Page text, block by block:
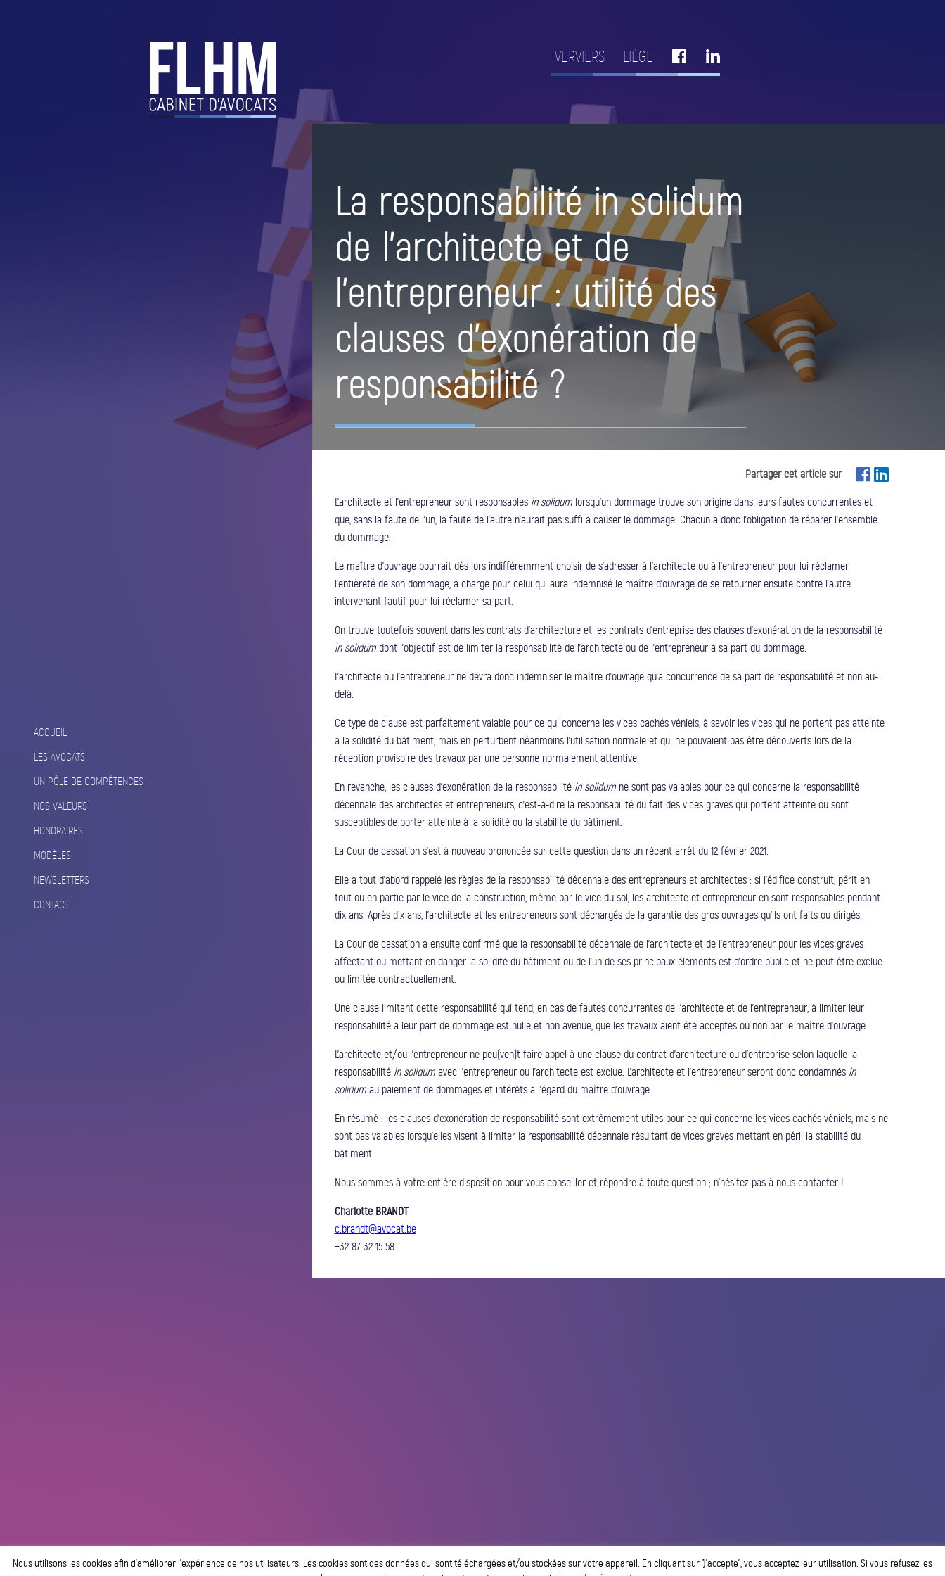
ACCUEIL
LES AVOCATS
UN PÔLE DE COMPÉTENCES
NOS VALEURS
HONORAIRES
MODÈLES
NEWSLETTERS
CONTACT
VERVIERS LIÈGE
La responsabilité in solidum
de l’architecte et de
l’entrepreneur : utilité des
clauses d’exonération de
responsabilité ?
Partager cet article sur
L’architecte et l’entrepreneur sont responsables in solidumlorsqu’un dommage trouve son origine dans leurs fautes concurrentes et
que, sans la faute de l’un, la faute de l’autre n’aurait pas suffi à causer le dommage. Chacun a donc l’obligation de réparer l’ensemble
du dommage.
Le maître d’ouvrage pourrait dès lors indifféremment choisir de s’adresser à l’architecte ou à l’entrepreneur pour lui réclamer
l’entièreté de son dommage, à charge pour celui qui aura indemnisé le maître d’ouvrage de se retourner ensuite contre l’autre
intervenant fautif pour lui réclamer sa part.
On trouve toutefois souvent dans les contrats d’architecture et les contrats d’entreprise des clauses d’exonération de la responsabilité
in solidumdont l’objectif est de limiter la responsabilité de l’architecte ou de l’entrepreneur à sa part du dommage.
L’architecte ou l’entrepreneur ne devra donc indemniser le maître d’ouvrage qu’à concurrence de sa part de responsabilité et non au-
delà.
Ce type de clause est parfaitement valable pour ce qui concerne les vices cachés véniels, à savoir les vices qui ne portent pas atteinte
à la solidité du bâtiment, mais en perturbent néanmoins l’utilisation normale et qui ne pouvaient pas être découverts lors de la
réception provisoire des travaux par une personne normalement attentive.
En revanche, les clauses d’exonération de la responsabilité in solidumne sont pas valables pour ce qui concerne la responsabilité
décennale des architectes et entrepreneurs, c’est-à-dire la responsabilité du fait des vices graves qui portent atteinte ou sont
susceptibles de porter atteinte à la solidité ou la stabilité du bâtiment.
La Cour de cassation s’est à nouveau prononcée sur cette question dans un récent arrêt du 12 février 2021.
Elle a tout d’abord rappelé les règles de la responsabilité décennale des entrepreneurs et architectes : si l’édifice construit, périt en
tout ou en partie par le vice de la construction, même par le vice du sol, les architecte et entrepreneur en sont responsables pendant
dix ans. Après dix ans, l’architecte et les entrepreneurs sont déchargés de la garantie des gros ouvrages qu’ils ont faits ou dirigés.
La Cour de cassation a ensuite confirmé que la responsabilité décennale de l’architecte et de l’entrepreneur pour les vices graves
affectant ou mettant en danger la solidité du bâtiment ou de l’un de ses principaux éléments est d’ordre public et ne peut être exclue
ou limitée contractuellement.
Une clause limitant cette responsabilité qui tend, en cas de fautes concurrentes de l’architecte et de l’entrepreneur, à limiter leur
responsabilité à leur part de dommage est nulle et non avenue, que les travaux aient été acceptés ou non par le maître d’ouvrage.
L’architecte et/ou l’entrepreneur ne peu(ven)t faire appel à une clause du contrat d’architecture ou d’entreprise selon laquelle la
responsabilité in solidumavec l’entrepreneur ou l’architecte est exclue. L’architecte et l’entrepreneur seront donc condamnés in
solidumau paiement de dommages et intérêts à l’égard du maître d’ouvrage.
En résumé : les clauses d’exonération de responsabilité sont extrêmement utiles pour ce qui concerne les vices cachés véniels, mais ne
sont pas valables lorsqu’elles visent à limiter la responsabilité décennale résultant de vices graves mettant en péril la stabilité du
bâtiment.
Nous sommes à votre entière disposition pour vous conseiller et répondre à toute question ; n’hésitez pas à nous contacter !
Charlotte BRANDT
c.brandt@avocat.be
+32 87 32 15 58
Nous utilisons les cookies afin d’améliorer l’expérience de nos utilisateurs. Les cookies sont des données qui sont téléchargées et/ou stockées sur votre appareil. En cliquant sur ”J’accepte”, vous acceptez leur utilisation. Si vous refusez les